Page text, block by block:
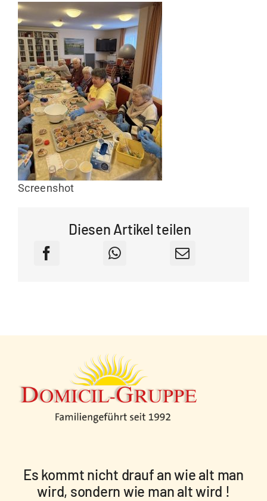
Screenshot
Diesen Artikel teilen
Es kommt nicht drauf an wie alt man
wird, sondern wie man alt wird !